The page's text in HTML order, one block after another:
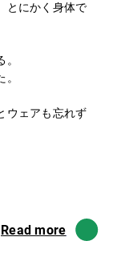
とにかく身体で
ウェアも忘れず
Read more